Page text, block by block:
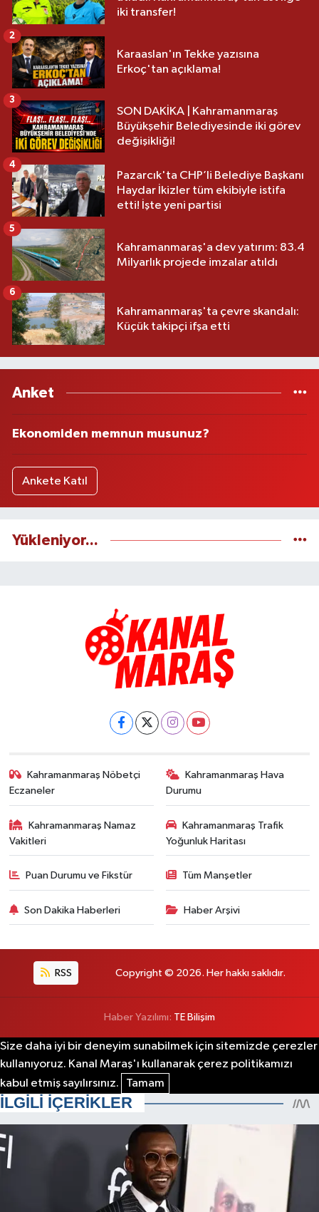
iki transfer!
Karaaslan'ın Tekke yazısına
Erkoç'tan açıklama!
2
SON DAKİKA | Kahramanmaraş
Büyükşehir Belediyesinde iki görev
değişikliği!
3
Pazarcık'ta CHP’li Belediye Başkanı
Haydar İkizler tüm ekibiyle istifa
etti! İşte yeni partisi
4
Kahramanmaraş'a dev yatırım: 83.4
Milyarlık projede imzalar atıldı
5
Kahramanmaraş'ta çevre skandalı:
Küçük takipçi ifşa etti
6
Anket
Ekonomiden memnun musunuz?
Ankete Katıl
Yükleniyor...
Kahramanmaraş Nöbetçi
Eczaneler
Kahramanmaraş Hava
Durumu
Kahramanmaraş Namaz
Vakitleri
Kahramanmaraş Trafik
Yoğunluk Haritası
Puan Durumu ve Fikstür Tüm Manşetler
Son Dakika Haberleri Haber Arşivi
RSS Copyright © 2026. Her hakkı saklıdır.
Haber Yazılımı: TE Bilişim
Size daha iyi bir deneyim sunabilmek için sitemizde çerezler
kullanıyoruz. Kanal Maraş'ı kullanarak çerez politikamızı
kabul etmiş sayılırsınız.
Tamam